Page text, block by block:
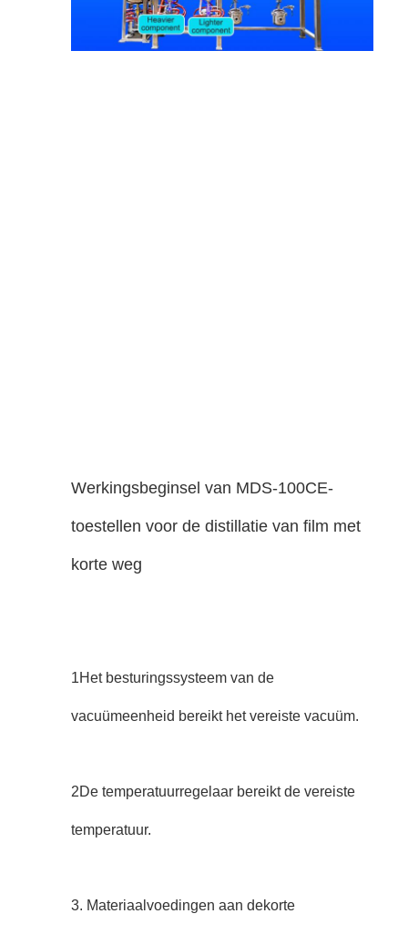
Werkingsbeginsel van MDS-100CE-
toestellen voor de distillatie van film met
korte weg
1Het besturingssysteem van de
vacuümeenheid bereikt het vereiste vacuüm.
2De temperatuurregelaar bereikt de vereiste
temperatuur.
3. Materiaalvoedingen aan dekorte